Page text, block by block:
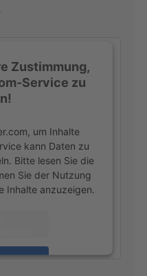
Zustimmung,
Service zu
um Inhalte
kann Daten zu
Bitte lesen Sie die
Sie der Nutzung
Inhalte anzuzeigen.